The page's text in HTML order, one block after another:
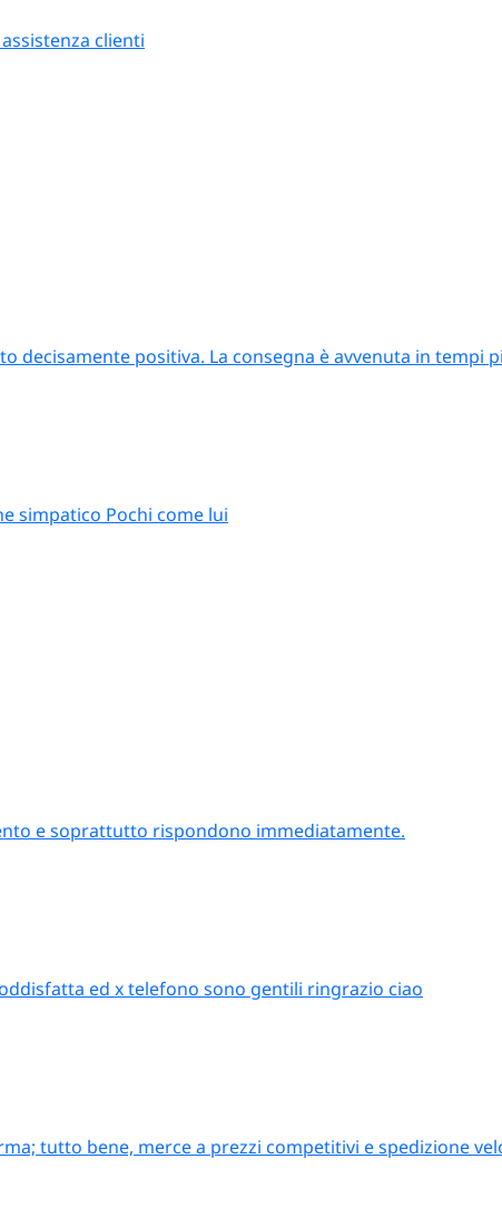
clienti
decisamente positiva. La consegna è avvenuta in tempi
simpatico Pochi come lui
e soprattutto rispondono immediatamente.
ed x telefono sono gentili ringrazio ciao
tutto bene, merce a prezzi competitivi e spedizione